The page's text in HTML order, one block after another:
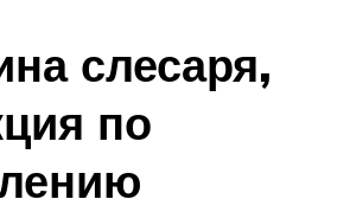
слесаря,
по